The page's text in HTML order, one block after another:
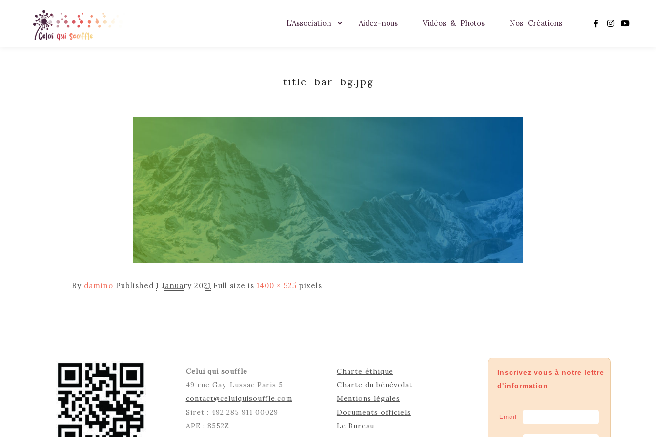
L’Association Aidez-nous Vidéos & Photos Nos Créations
title_bar_bg.jpg
By damino Published 1 January 2021 Full size is 1400 × 525 pixels
Celui qui souffle
49 rue Gay-Lussac Paris 5
contact@celuiquisouffle.com
Siret : 492 285 911 00029
APE : 8552Z
Charte éthique
Charte du bénévolat
Mentions légales
Documents officiels
Le Bureau
Inscrivez vous à notre lettre
d'information
Email